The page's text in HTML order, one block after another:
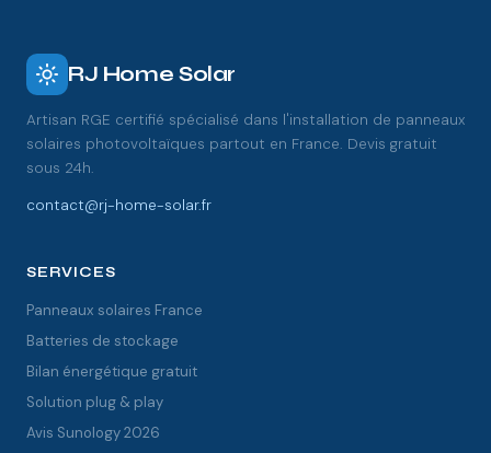
RJ Home Solar
Artisan RGE certifié spécialisé dans l'installation de panneaux
solaires photovoltaïques partout en France. Devis gratuit
sous 24h.
contact@rj-home-solar.fr
SERVICES
Panneaux solaires France
Batteries de stockage
Bilan énergétique gratuit
Solution plug & play
Avis Sunology 2026